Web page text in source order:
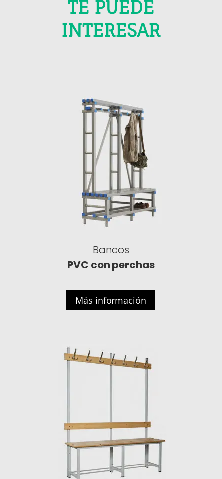
TE PUEDE
INTERESAR
Bancos
PVC con perchas
Más información